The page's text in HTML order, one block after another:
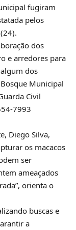
fugiram
pelos
dos
e arredores para
dos
Municipal
Civil
7993
Diego Silva,
os macacos
ser
ameaçados
orienta o
buscas e
a